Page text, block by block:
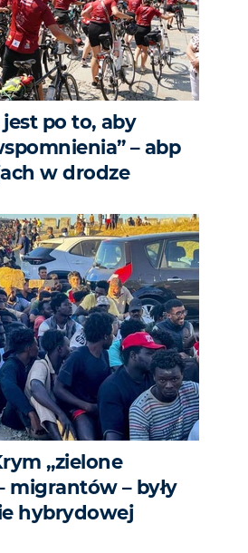
po to, aby
– abp
w drodze
„zielone
migrantów – były
hybrydowej